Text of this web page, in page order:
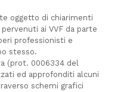
oggetto di chiarimenti
ai VVF da parte
professionisti e
stesso.
(prot. 0006334 del
ed approfonditi alcuni
schemi grafici